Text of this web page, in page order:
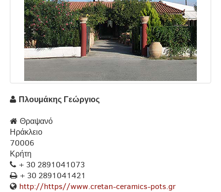
Πλουμάκης Γεώργιος
Θραψανό
Ηράκλειο
70006
Κρήτη
+ 30 2891041073
+ 30 2891041421
http://https//www.cretan-ceramics-pots.gr